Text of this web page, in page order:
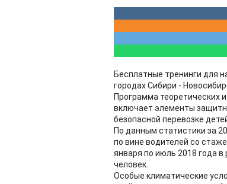
Бесплатные тренинги для
городах Сибири -
Программа теоретических
включает элементы
безопасной перевозке
По данным статистики за
по вине водителей со
января по июль 2018 года
человек.
Особые климатические